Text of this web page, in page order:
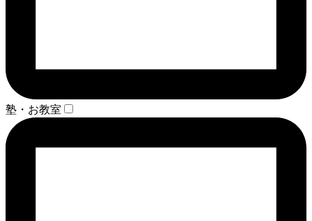
塾・お教室